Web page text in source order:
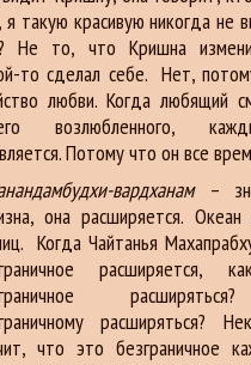
я такую красивую никогда не
Не то, что Кришна
то сделал себе. Нет,
любви. Когда любящий
возлюбленного,
Потому что он все
вардханам –
она расширяется.
Когда Чайтанья
расширяется,
расширяться?
что это безграничное